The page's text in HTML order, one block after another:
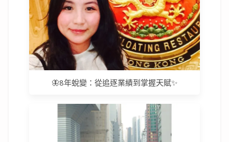
🦋8年蛻變：從追逐業績到掌握天賦✨